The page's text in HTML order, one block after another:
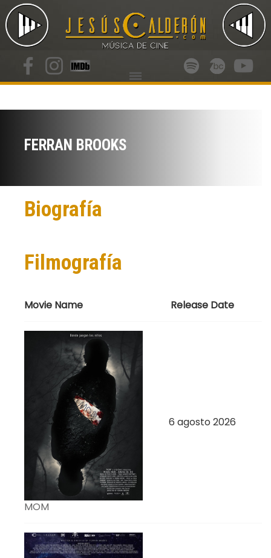
FERRAN BROOKS
Biografía
Filmografía
Movie Name Release Date
MOM
6 agosto 2026